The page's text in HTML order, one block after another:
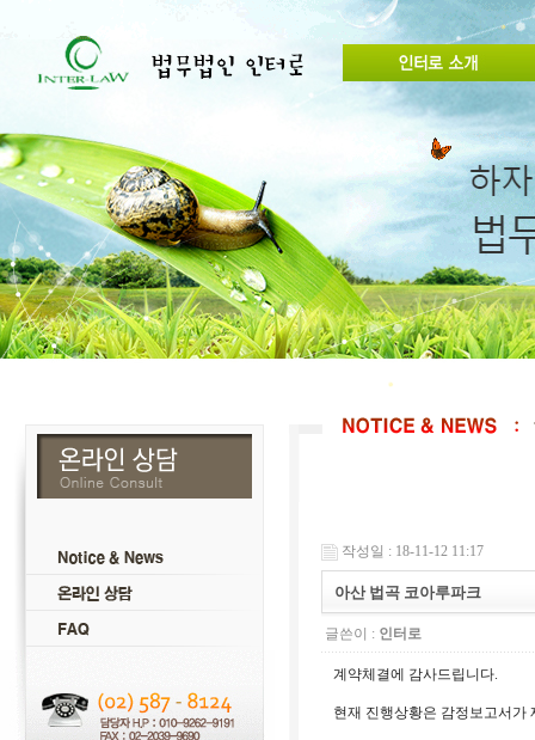
작성일 : 18-11-12 11:17
아산 법곡 코아루파크
글쓴이 : 인터로
계약체결에 감사드립니다.
현재 진행상황은 감정보고서가